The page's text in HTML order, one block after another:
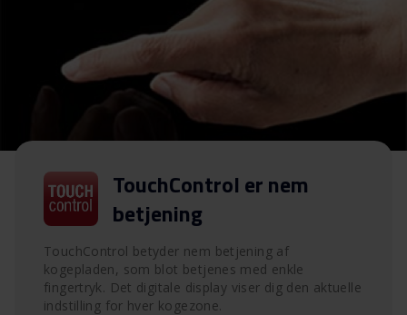
TouchControl er nem
betjening
TouchControl betyder nem betjening af
kogepladen, som blot betjenes med enkle
fingertryk. Det digitale display viser dig den aktuelle
indstilling for hver kogezone.